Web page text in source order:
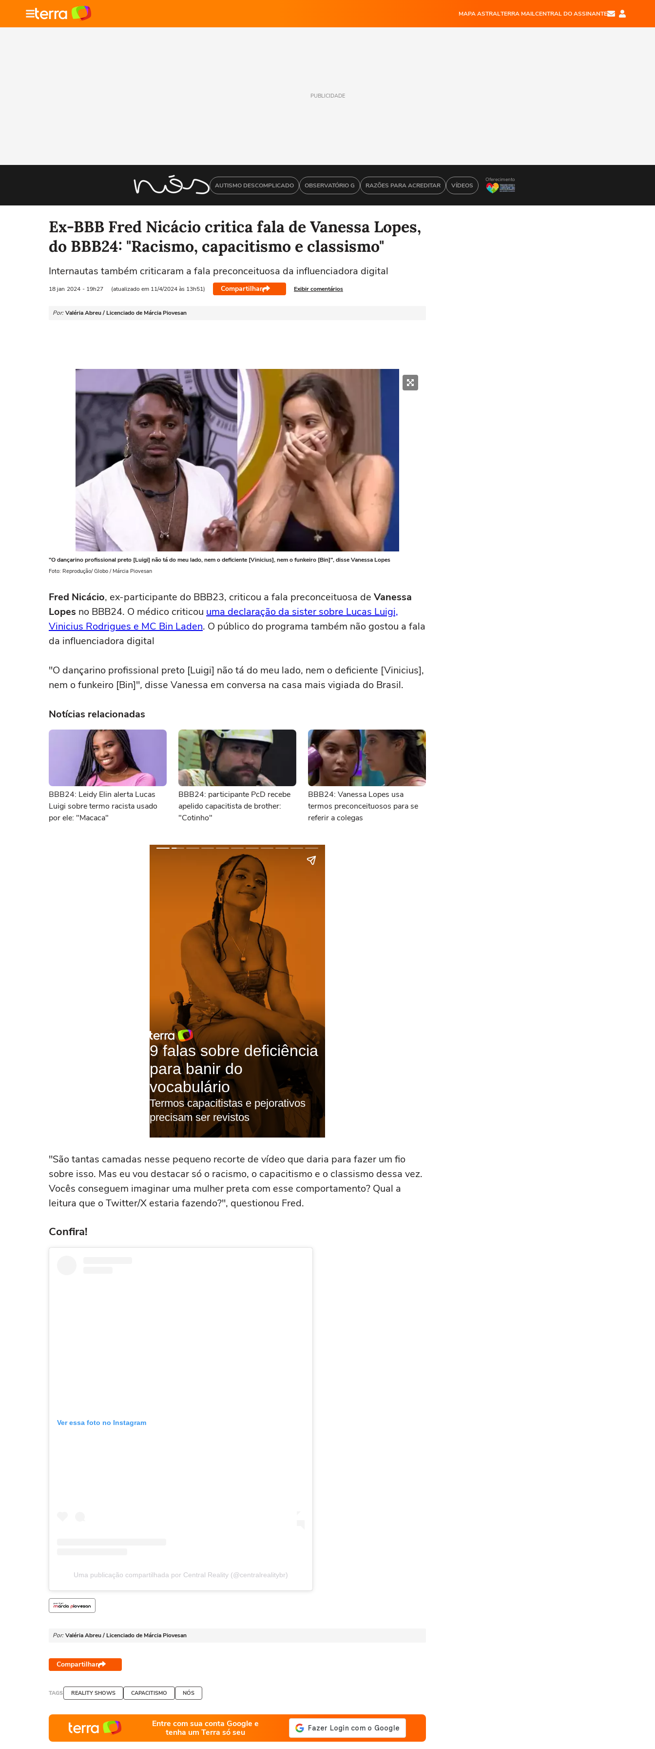
MAPA ASTRALTERRA MAILCENTRAL DO ASSINANTE
PUBLICIDADE
AUTISMO DESCOMPLICADO OBSERVATÓRIO G RAZÕES PARA ACREDITAR VÍDEOS
Oferecimento
Ex-BBB Fred Nicácio critica fala de Vanessa Lopes,
do BBB24: "Racismo, capacitismo e classismo"
Internautas também criticaram a fala preconceituosa da influenciadora digital
18 jan 2024 - 19h27 (atualizado em 11/4/2024 às 13h51) Compartilhar Exibir comentários
Por: Valéria Abreu / Licenciado de Márcia Piovesan
"O dançarino profissional preto [Luigi] não tá do meu lado, nem o deficiente [Vinicius], nem o funkeiro [Bin]", disse Vanessa Lopes
Foto: Reprodução/ Globo / Márcia Piovesan
Fred Nicácio, ex-participante do BBB23, criticou a fala preconceituosa de Vanessa
Lopes no BBB24. O médico criticou uma declaração da sister sobre Lucas Luigi,
Vinicius Rodrigues e MC Bin Laden. O público do programa também não gostou a fala
da influenciadora digital
"O dançarino profissional preto [Luigi] não tá do meu lado, nem o deficiente [Vinicius],
nem o funkeiro [Bin]", disse Vanessa em conversa na casa mais vigiada do Brasil.
Notícias relacionadas
BBB24: Leidy Elin alerta Lucas
Luigi sobre termo racista usado
por ele: "Macaca"
BBB24: participante PcD recebe
apelido capacitista de brother:
"Cotinho"
BBB24: Vanessa Lopes usa
termos preconceituosos para se
referir a colegas
"São tantas camadas nesse pequeno recorte de vídeo que daria para fazer um fio
sobre isso. Mas eu vou destacar só o racismo, o capacitismo e o classismo dessa vez.
Vocês conseguem imaginar uma mulher preta com esse comportamento? Qual a
leitura que o Twitter/X estaria fazendo?", questionou Fred.
Confira!
Ver essa foto no Instagram
Uma publicação compartilhada por Central Reality (@centralrealitybr)
Por: Valéria Abreu / Licenciado de Márcia Piovesan
Compartilhar
TAGS REALITY SHOWS CAPACITISMO NÓS
Entre com sua conta Google e
tenha um Terra só seu